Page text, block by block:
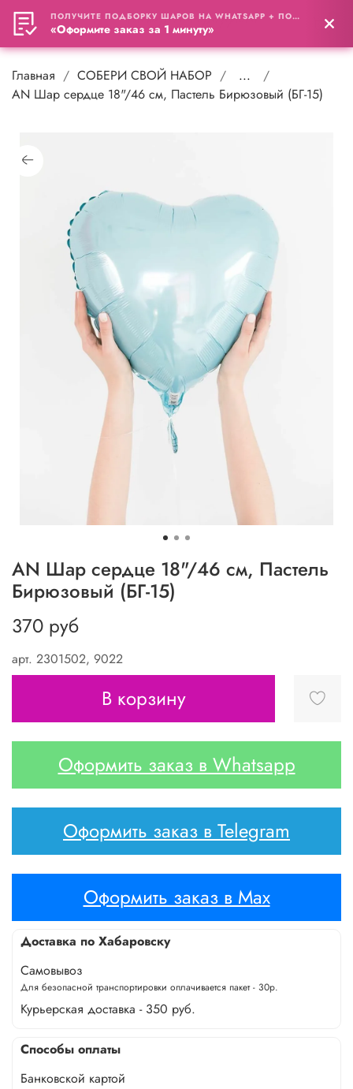
0
Главная СОБЕРИ СВОЙ НАБОР
...
AN Шар сердце 18"/46 см, Пастель Бирюзовый (БГ-15)
арт. 2301502, 9022
AN Шар сердце 18"/46 см, Пастель
Бирюзовый (БГ-15)
370 руб
В корзину
Оформить заказ в Whatsapp
Оформить заказ в Telegram
Оформить заказ в Max
Доставка по Хабаровску
Самовывоз
Для безопасной транспортировки оплачивается пакет - 30р.
Курьерская доставка - 350 руб.
Способы оплаты
Банковской картой
ПОЛУЧИТЕ ПОДБОРКУ ШАРОВ НА WHATSAPP + ПОДАРОК
«Оформите заказ за 1 минуту»